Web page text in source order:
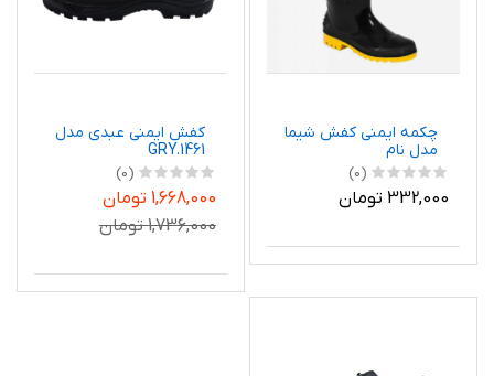
چکمه ایمنی کفش شیما
مدل نام
(0)
332,000 تومان
کفش ایمنی عبدی مدل
GRY.1461
(0)
1,668,000 تومان
1,736,000 تومان